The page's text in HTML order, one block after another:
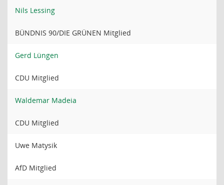
Nils Lessing
BÜNDNIS 90/DIE GRÜNEN Mitglied
Gerd Lüngen
CDU Mitglied
Waldemar Madeia
CDU Mitglied
Uwe Matysik
AfD Mitglied